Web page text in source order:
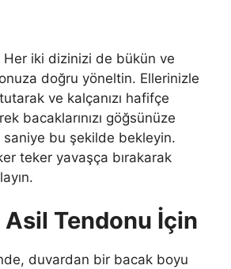
Her iki dizinizi de bükün ve
doğru yöneltin. Ellerinizle
ve kalçanızı hafifçe
bacaklarınızı göğsünüze
bu şekilde bekleyin.
teker yavaşça bırakarak
Asil Tendonu İçin
duvardan bir bacak boyu